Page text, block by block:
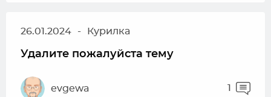
26.01.2024 - Курилка
Удалите пожалуйста тему
evgewa 1